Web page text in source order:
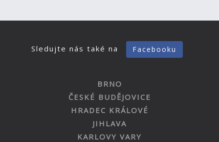
Sledujte nás také na Facebooku
BRNO
ČESKÉ BUDĚJOVICE
HRADEC KRÁLOVÉ
JIHLAVA
KARLOVY VARY